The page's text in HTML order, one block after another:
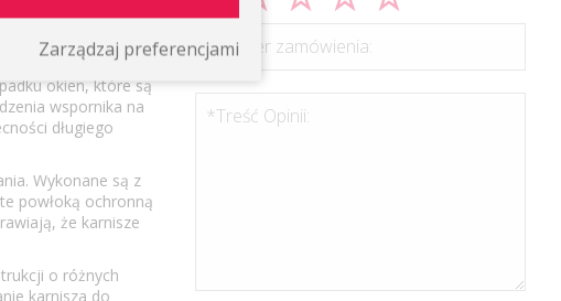
miłośników
im subtelności i
okien, które są
wspornika na
długiego
Wykonane są z
powłoką ochronną
że karnisze
o różnych
karnisza do
*Numer zamówienia:
*Treść Opinii:
Zarządzaj preferencjami